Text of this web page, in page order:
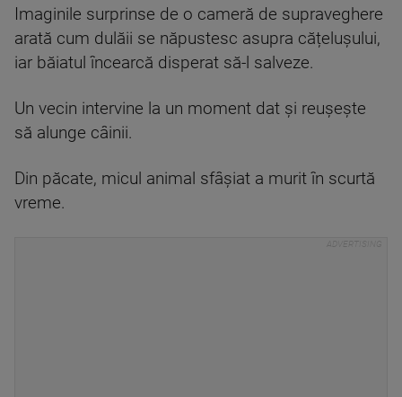
Imaginile surprinse de o cameră de supraveghere
arată cum dulăii se năpustesc asupra cățelușului,
iar băiatul încearcă disperat să-l salveze.
Un vecin intervine la un moment dat și reușește
să alunge câinii.
Din păcate, micul animal sfâșiat a murit în scurtă
vreme.